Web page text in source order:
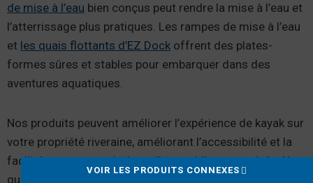
de mise à l’eau bien conçus peut rendre la mise à l’eau et
l’atterrissage plus pratiques. Les rampes de mise à l’eau
et les quais flottants d’EZ Dock offrent des plates-
formes sûres et stables pour embarquer dans des
aventures aquatiques.
Nos produits peuvent améliorer l’expérience de kayak sur
votre propriété riveraine, améliorant l’accessibilité et la
facilité pour ceux qui gèrent l’eau publique ou privée. Nos
quais flottants sont antidérapants et suffisamment
VOIR LES PRODUITS CONNEXES